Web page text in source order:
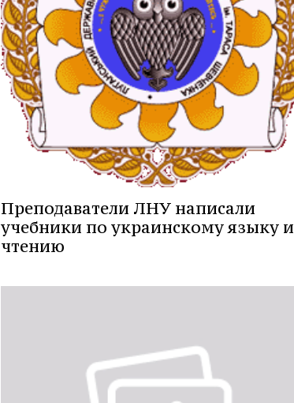
Преподаватели ЛНУ написали
учебники по украинскому языку и
чтению